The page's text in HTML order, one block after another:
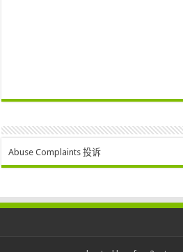
Abuse Complaints 投诉